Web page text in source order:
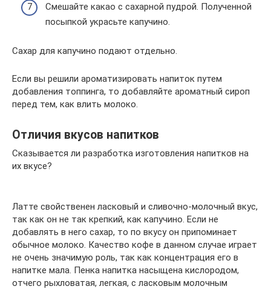
Смешайте какао с сахарной пудрой. Полученной
посыпкой украсьте капучино.
Сахар для капучино подают отдельно.
Если вы решили ароматизировать напиток путем
добавления топпинга, то добавляйте ароматный сироп
перед тем, как влить молоко.
Отличия вкусов напитков
Сказывается ли разработка изготовления напитков на
их вкусе?
Латте свойственен ласковый и сливочно-молочный вкус,
так как он не так крепкий, как капучино. Если не
добавлять в него сахар, то по вкусу он припоминает
обычное молоко. Качество кофе в данном случае играет
не очень значимую роль, так как концентрация его в
напитке мала. Пенка напитка насыщена кислородом,
отчего рыхловатая, легкая, с ласковым молочным